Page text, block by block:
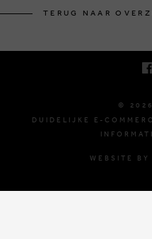
TERUG NAAR
©
DUIDELIJKE E-
WEBSITE BY